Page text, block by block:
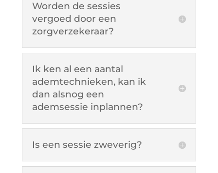
Worden de sessies
vergoed door een
zorgverzekeraar?
Ik ken al een aantal
ademtechnieken, kan ik
dan alsnog een
ademsessie inplannen?
Is een sessie zweverig?